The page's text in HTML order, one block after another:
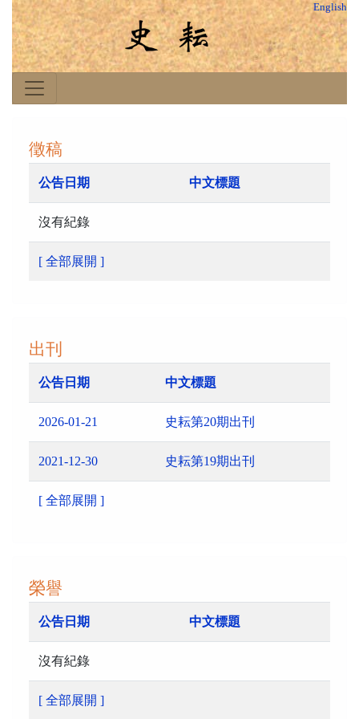
English
徵稿
公告日期 中文標題
沒有紀錄
[ 全部展開 ]
出刊
公告日期 中文標題
2026-01-21 史耘第20期出刊
2021-12-30 史耘第19期出刊
[ 全部展開 ]
榮譽
公告日期 中文標題
沒有紀錄
[ 全部展開 ]